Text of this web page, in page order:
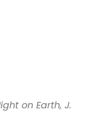
on Earth, J.